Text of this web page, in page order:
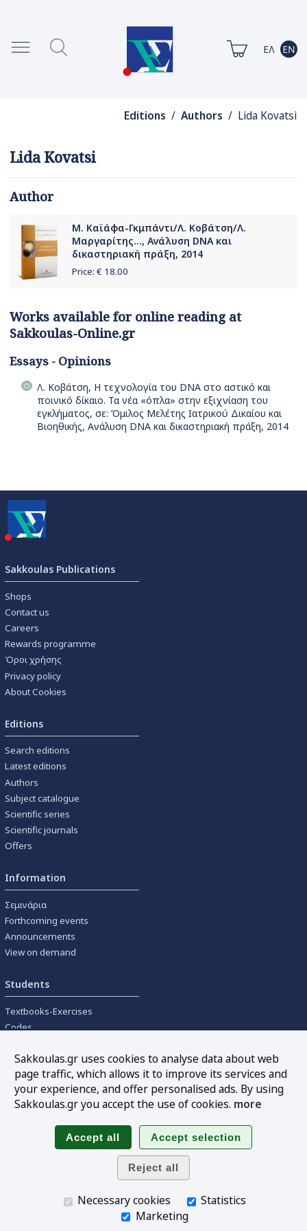
Editions / Authors / Lida Kovatsi
Lida Kovatsi
Author
Μ. Καϊάφα-Γκμπάντι/Λ. Κοβάτση/Λ.
Μαργαρίτης..., Ανάλυση DNA και
δικαστηριακή πράξη, 2014
Price: € 18.00
Works available for online reading at
Sakkoulas-Online.gr
Essays - Opinions
Λ. Κοβάτση, Η τεχνολογία του DNA στο αστικό και
ποινικό δίκαιο. Τα νέα «όπλα» στην εξιχνίαση του
εγκλήματος, σε: Όμιλος Μελέτης Ιατρικού Δικαίου και
Βιοηθικής, Ανάλυση DNA και δικαστηριακή πράξη, 2014
Sakkoulas Publications
Shops
Contact us
Careers
Rewards programme
Όροι χρήσης
Privacy policy
About Cookies
Editions
Search editions
Latest editions
Authors
Subject catalogue
Scientific series
Scientific journals
Offers
Information
Σεμινάρια
Forthcoming events
Announcements
View on demand
Students
Textbooks-Exercises
Codes
Tools
Online interest calculation
Follow us
Sakkoulas.gr uses cookies to analyse data about web
page traffic, which allows it to improve its services and
your experience, and offer personalised ads. By using
Sakkoulas.gr you accept the use of cookies. more
Necessary cookies
Statistics
Marketing